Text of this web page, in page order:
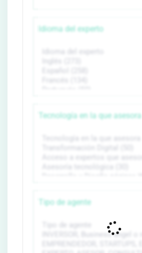
Idioma del experto
Tecnología en la que asesora
Tipo de agente